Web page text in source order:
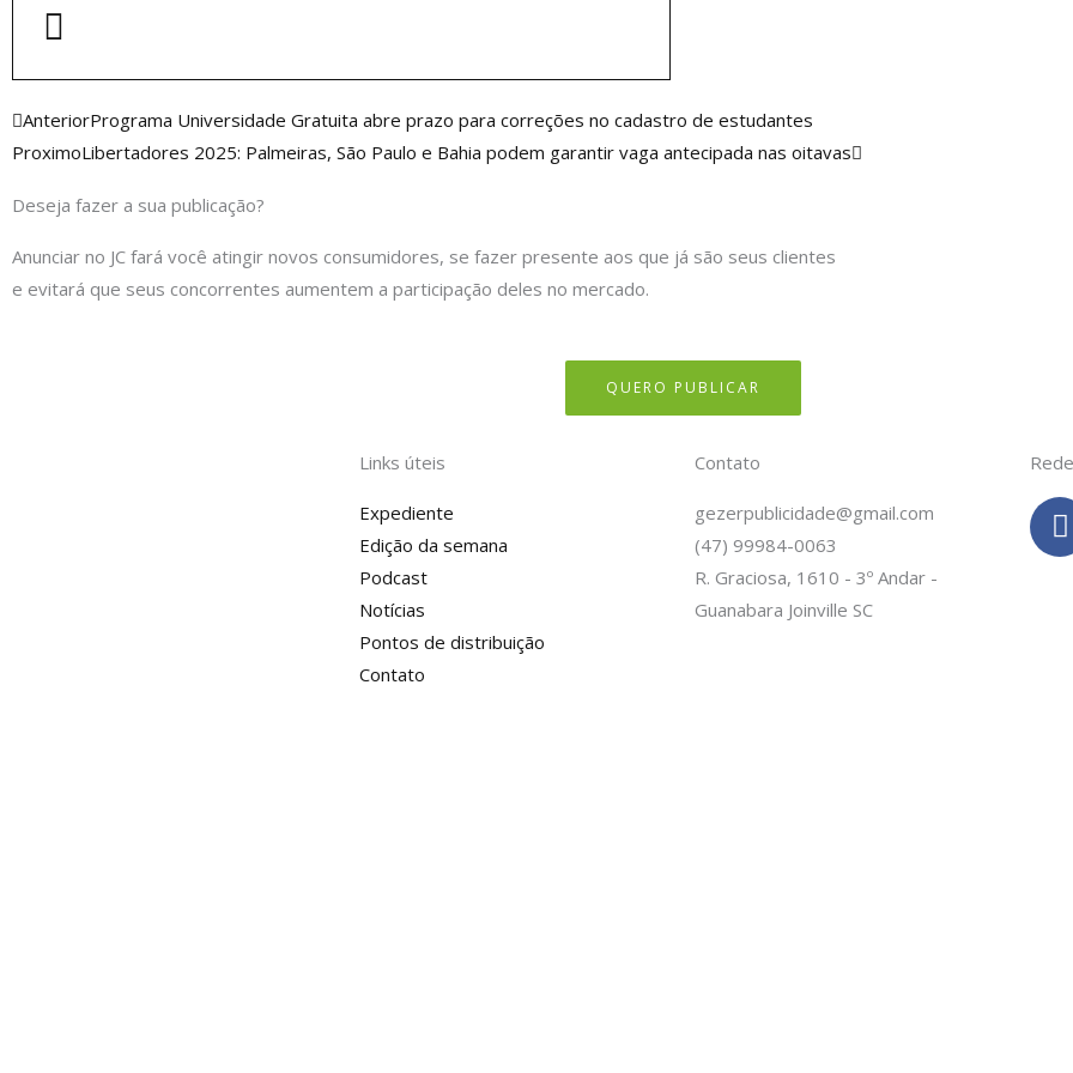
Anterior
AnteriorPrograma Universidade Gratuita abre prazo para correções no cadastro de estudantes
ProximoLibertadores 2025: Palmeiras, São Paulo e Bahia podem garantir vaga antecipada nas oitavas
Deseja fazer a sua publicação?
Anunciar no JC fará você atingir novos consumidores, se fazer presente aos que já são seus clientes
e evitará que seus concorrentes aumentem a participação deles no mercado.
QUERO PUBLICAR
Links úteis
Expediente
Edição da semana
Podcast
Notícias
Pontos de distribuição
Contato
Contato
gezerpublicidade@gmail.com
(47) 99984-0063
R. Graciosa, 1610 - 3º Andar -
Guanabara Joinville SC
F
a
c